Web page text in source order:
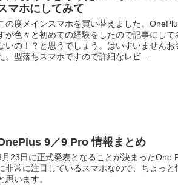
マホにしてみて
の度メインスマホを買い替えました。
が色々と初めての経験をしたので記事にし
いの！？と思うでしょう。はいすいませんお
。型落ちスマホですので詳細なレビ...
9／9 Pro 情報まとめ
月23日に正式発表となることが決まったOne
非常に注目しているスマホなので、ちょっ
思います。